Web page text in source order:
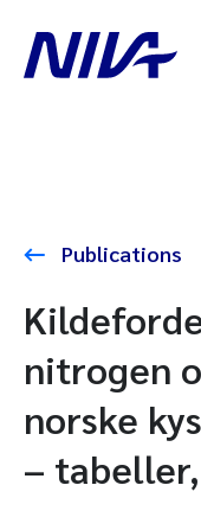
Publications
nitrogen
norske
–